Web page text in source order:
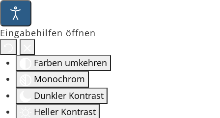
Eingabehilfen öffnen
Farben umkehren
Monochrom
Dunkler Kontrast
Heller Kontrast